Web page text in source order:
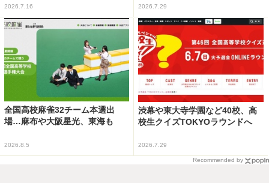
2026.7.16 2026.7.29
全国高校麻雀32チーム本選出
場…麻布や大阪星光、東海も
2026.8.5
渋幕や東大寺学園など40校、高
校生クイズTOKYOラウンドへ
2026.7.29
Recommended by